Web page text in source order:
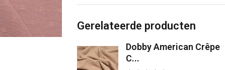
Gerelateerde producten
Dobby American Crêpe
C...